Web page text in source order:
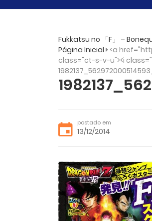
Fukkatsu no 「F」 –
Página Inicial <a
class="ct-s-v-u"><i
postado em
13/12/2014